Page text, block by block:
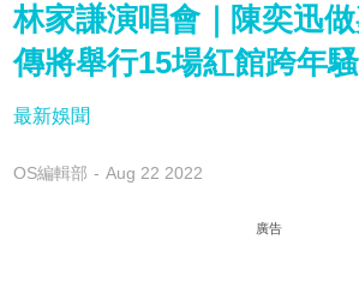
林家謙演唱會｜陳奕迅
傳將舉行15場紅館跨年
最新娛聞
OS編輯部 Aug 22 2022
廣告